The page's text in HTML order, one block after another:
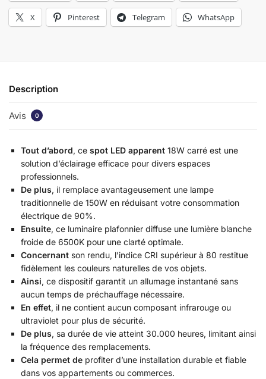
X Pinterest Telegram WhatsApp
Description
Avis 0
Tout d’abord, ce spot LED apparent 18W carré est une
solution d’éclairage efficace pour divers espaces
professionnels.
De plus, il remplace avantageusement une lampe
traditionnelle de 150W en réduisant votre consommation
électrique de 90%.
Ensuite, ce luminaire plafonnier diffuse une lumière blanche
froide de 6500K pour une clarté optimale.
Concernant son rendu, l’indice CRI supérieur à 80 restitue
fidèlement les couleurs naturelles de vos objets.
Ainsi, ce dispositif garantit un allumage instantané sans
aucun temps de préchauffage nécessaire.
En effet, il ne contient aucun composant infrarouge ou
ultraviolet pour plus de sécurité.
De plus, sa durée de vie atteint 30.000 heures, limitant ainsi
la fréquence des remplacements.
Cela permet de profiter d’une installation durable et fiable
dans vos appartements ou commerces.